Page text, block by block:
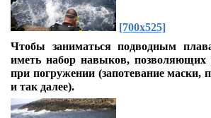
[700x525]
Чтобы заниматься подводным
иметь набор навыков,
при погружении (запотевание маски,
и так далее).